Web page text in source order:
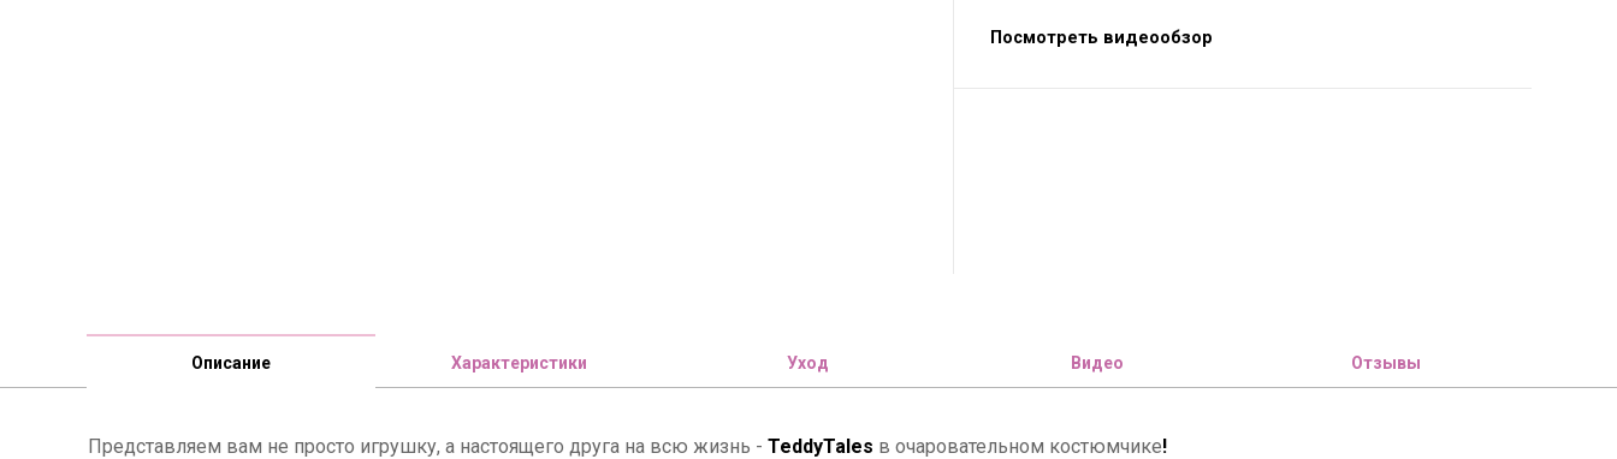
Посмотреть видеообзор
Описание Характеристики Уход Видео Отзывы
Представляем вам не просто игрушку, а настоящего друга на всю жизнь - TeddyTales в очаровательном костюмчике!